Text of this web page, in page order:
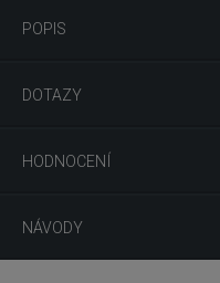
POPIS
DOTAZY
HODNOCENÍ
NÁVODY